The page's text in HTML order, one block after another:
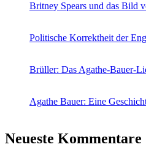
Britney Spears und das Bild
Politische Korrektheit der
Brüller: Das Agathe-Bauer-
Agathe Bauer: Eine
Neueste Kommentare